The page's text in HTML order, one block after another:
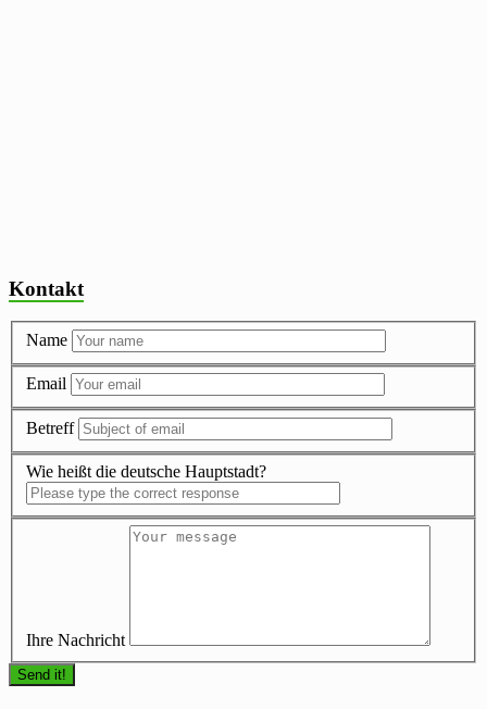
Kontakt
Name
Email
Betreff
Wie heißt die deutsche Hauptstadt?
Ihre Nachricht